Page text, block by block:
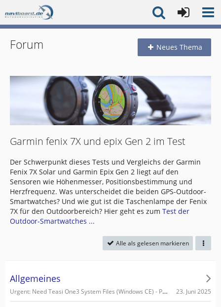
Forum Neues Thema
Garmin fenix 7X und epix Gen 2 im Test
Der Schwerpunkt dieses Tests und Vergleichs der Garmin
Fenix 7X Solar und Garmin Epix Gen 2 liegt auf den
Sensoren wie Höhenmesser, Positionsbestimmung und
Herzfrequenz. Was unterscheidet die beiden GPS-Outdoor-
Smartwatches? Und wie gut ist die Taschenlampe der Fenix
7X für den Outdoorbereich? Hier geht es zum Test der
Outdoor-Smartwatches ...
Alle als gelesen markieren
Allgemeines
Urgent: Need Teasi One3 System Files (Windows CE) - PC recognizes it as Mass Storage! 23. Juni 2025